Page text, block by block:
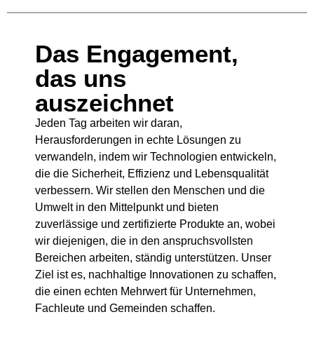
Das Engagement,
das uns
auszeichnet
Jeden Tag arbeiten wir daran,
Herausforderungen in echte Lösungen zu
verwandeln, indem wir Technologien entwickeln,
die die Sicherheit, Effizienz und Lebensqualität
verbessern. Wir stellen den Menschen und die
Umwelt in den Mittelpunkt und bieten
zuverlässige und zertifizierte Produkte an, wobei
wir diejenigen, die in den anspruchsvollsten
Bereichen arbeiten, ständig unterstützen. Unser
Ziel ist es, nachhaltige Innovationen zu schaffen,
die einen echten Mehrwert für Unternehmen,
Fachleute und Gemeinden schaffen.